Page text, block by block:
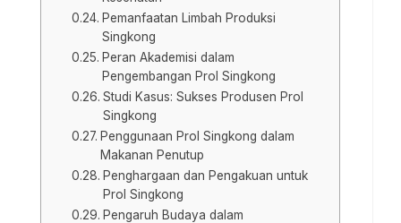
Pemanfaatan Limbah Produksi
Singkong
Peran Akademisi dalam
Pengembangan Prol Singkong
Studi Kasus: Sukses Produsen Prol
Singkong
Penggunaan Prol Singkong dalam
Makanan Penutup
Penghargaan dan Pengakuan untuk
Prol Singkong
Pengaruh Budaya dalam